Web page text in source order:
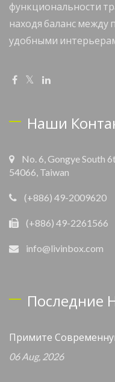
функциональности
находя баланс между
удобными
Наши
No. 6, Gongye South
54066, Taiwan
(+886) 49-2009620
(+886) 49-2261566
info@livinbox.com
Последние
Примите
06 Aug, 2026